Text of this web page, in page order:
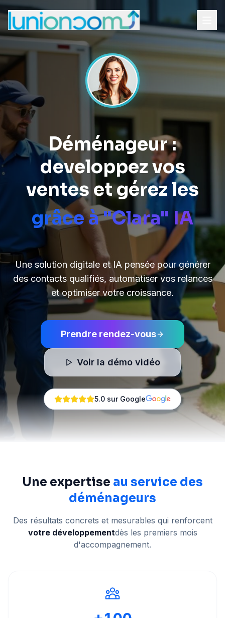
Déménageur :
developpez vos
ventes et gérez les
grâce à "Clara" IA
Une solution digitale et IA pensée pour générer
des contacts qualifiés, automatiser vos relances
et optimiser votre croissance.
Prendre rendez-vous
Voir la démo vidéo
5.0 sur Google
Une expertise au service des
déménageurs
Des résultats concrets et mesurables qui renforcent
votre développementdès les premiers mois
d'accompagnement.